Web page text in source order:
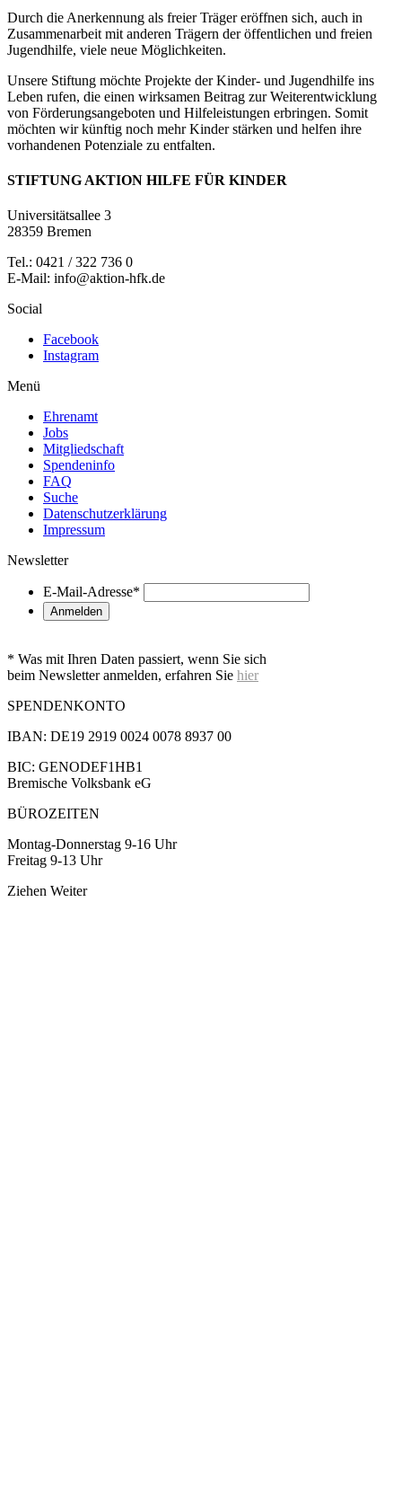
Durch die Anerkennung als freier Träger eröffnen sich, auch in
Zusammenarbeit mit anderen Trägern der öffentlichen und freien
Jugendhilfe, viele neue Möglichkeiten.
Unsere Stiftung möchte Projekte der Kinder- und Jugendhilfe ins
Leben rufen, die einen wirksamen Beitrag zur Weiterentwicklung
von Förderungsangeboten und Hilfeleistungen erbringen. Somit
möchten wir künftig noch mehr Kinder stärken und helfen ihre
vorhandenen Potenziale zu entfalten.
STIFTUNG AKTION HILFE FÜR KINDER
Universitätsallee 3
28359 Bremen
Tel.: 0421 / 322 736 0
E-Mail: info@aktion-hfk.de
Social
Facebook
Instagram
Menü
Ehrenamt
Jobs
Mitgliedschaft
Spendeninfo
FAQ
Suche
Datenschutzerklärung
Impressum
Newsletter
E-Mail-Adresse*
* Was mit Ihren Daten passiert, wenn Sie sich
beim Newsletter anmelden, erfahren Sie hier
SPENDENKONTO
IBAN: DE19 2919 0024 0078 8937 00
BIC: GENODEF1HB1
Bremische Volksbank eG
BÜROZEITEN
Montag-Donnerstag 9-16 Uhr
Freitag 9-13 Uhr
Ziehen Weiter